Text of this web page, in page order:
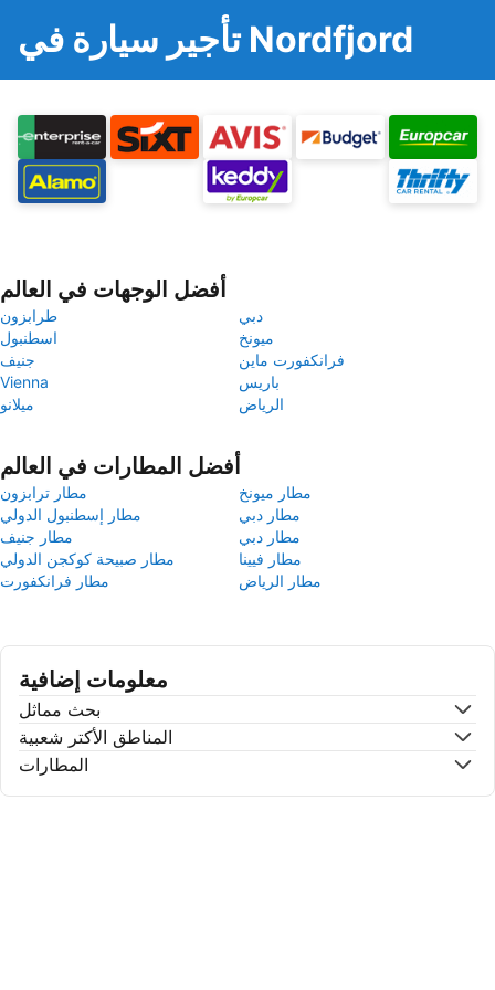
تأجير سيارة في Nordfjord
أفضل الوجهات في العالم
طرابزون
دبي
اسطنبول
ميونخ
جنيف
فرانكفورت ماين
Vienna
باريس
ميلانو
الرياض
أفضل المطارات في العالم
مطار ترابزون
مطار ميونخ
مطار إسطنبول الدولي
مطار دبي
مطار جنيف
مطار دبي
مطار صبيحة كوكجن الدولي
مطار فيينا
مطار فرانكفورت
مطار الرياض
معلومات إضافية
بحث مماثل
المناطق الأكتر شعبية
المطارات